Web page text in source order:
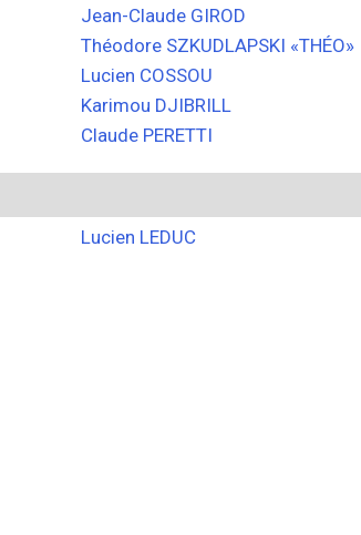
Jean-Claude GIROD
Théodore SZKUDLAPSKI «THÉO»
Lucien COSSOU
Karimou DJIBRILL
Claude PERETTI
Lucien LEDUC